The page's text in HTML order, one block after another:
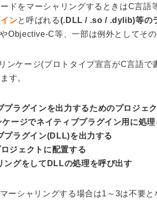
ドをマーシャリングするときはC言
ンと呼ばれる(.DLL / .so / .dylib)等の
Objective-C等、一部は例外としてそ
ンケージ(プロトタイプ宣言がC言語で
す。
プラグインを出力するためのプロジェ
ージでネイティブプラグイン用に処
プラグイン(DLL)を出力する
ジェクトに配置する
ングをしてDLLの処理を呼び出す
ーシャリングする場合は1～3は不要と